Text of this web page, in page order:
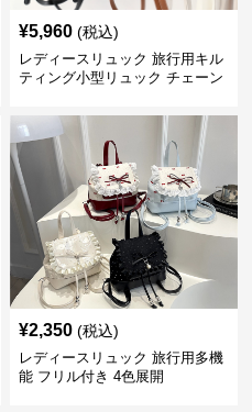
¥5,960 (税込)
レディースリュック 旅行用キル
ティング小型リュック チェーン
¥2,350 (税込)
レディースリュック 旅行用多機
能 フリル付き 4色展開